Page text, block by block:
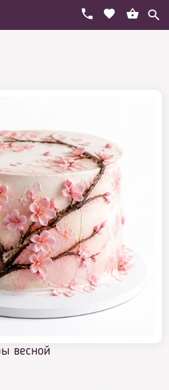
в виде букета цветов
Сакуры - свежее и
к празднику!
весной